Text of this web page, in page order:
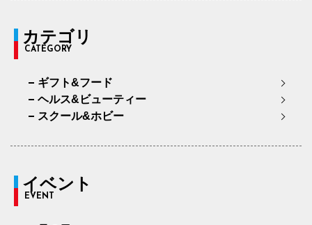
カテゴリ
CATEGORY
ギフト&フード
ヘルス&ビューティー
スクール&ホビー
イベント
EVENT